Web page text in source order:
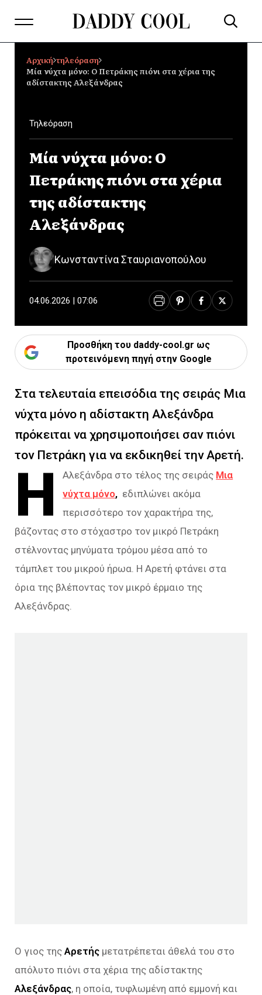
Αρχική τηλεόραση
Μία νύχτα μόνο: Ο Πετράκης πιόνι στα χέρια της
αδίστακτης Αλεξάνδρας
Τηλεόραση
Μία νύχτα μόνο: Ο
Πετράκης πιόνι στα χέρια
της αδίστακτης
Αλεξάνδρας
Κωνσταντίνα Σταυριανοπούλου
04.06.2026 | 07:06
Προσθήκη του daddy-cool.gr ως
προτεινόμενη πηγή στην Google
Στα τελευταία επεισόδια της σειράς Μια
νύχτα μόνο η αδίστακτη Αλεξάνδρα
πρόκειται να χρησιμοποιήσει σαν πιόνι
τον Πετράκη για να εκδικηθεί την Αρετή.
Η Αλεξάνδρα στο τέλος της σειράς Μια
νύχτα μόνο, εδιπλώνει ακόμα
περισσότερο τον χαρακτήρα της,
βάζοντας στο στόχαστρο τον μικρό Πετράκη
στέλνοντας μηνύματα τρόμου μέσα από το
τάμπλετ του μικρού ήρωα. Η Αρετή φτάνει στα
όρια της βλέποντας τον μικρό έρμαιο της
Αλεξάνδρας.
Ο γιος της Αρετής μετατρέπεται άθελά του στο
απόλυτο πιόνι στα χέρια της αδίστακτης
Αλεξάνδρας, η οποία, τυφλωμένη από εμμονή και